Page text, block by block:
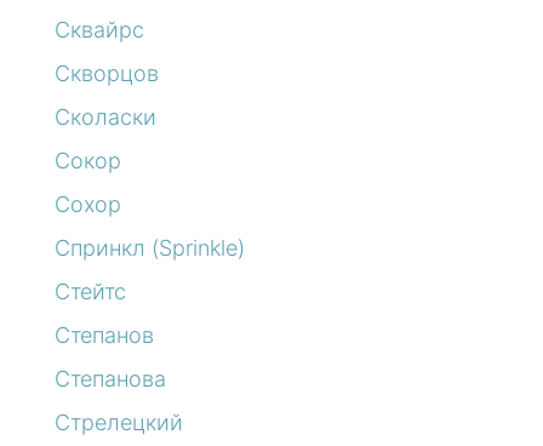
Сквайрс
Скворцов
Сколаски
Сокор
Сохор
Спринкл (Sprinkle)
Стейтс
Степанов
Степанова
Стрелецкий